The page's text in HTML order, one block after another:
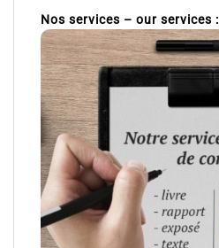
Nos services – our services :